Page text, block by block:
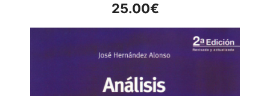
25.00€